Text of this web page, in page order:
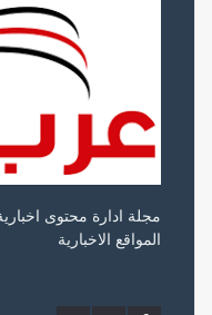
مجلة ادارة محتوى
المواقع الاخبارية